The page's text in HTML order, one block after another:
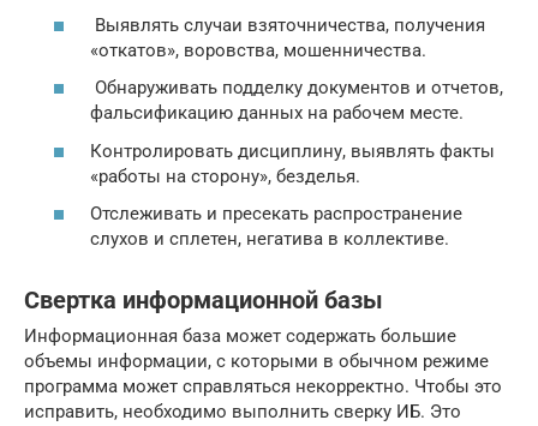
Выявлять случаи взяточничества, получения
«откатов», воровства, мошенничества.
Обнаруживать подделку документов и отчетов,
фальсификацию данных на рабочем месте.
Контролировать дисциплину, выявлять факты
«работы на сторону», безделья.
Отслеживать и пресекать распространение
слухов и сплетен, негатива в коллективе.
Свертка информационной базы
Информационная база может содержать большие
объемы информации, с которыми в обычном режиме
программа может справляться некорректно. Чтобы это
исправить, необходимо выполнить сверку ИБ. Это